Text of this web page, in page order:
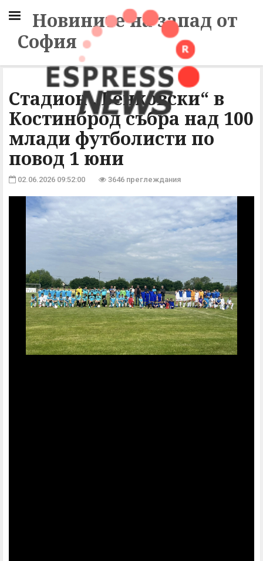
Новините на запад от
София
Стадион „Бенковски“ в
Костинброд събра над 100
млади футболисти по
повод 1 юни
02.06.2026 09:52:00 3646 преглеждания